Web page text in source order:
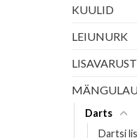
KUULID
LEIUNURK
Darts
Dartsi